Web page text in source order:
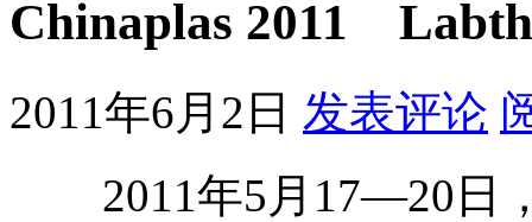
Chinaplas 2011
2011年6月2日 发表评论
2011年5月17—20日，